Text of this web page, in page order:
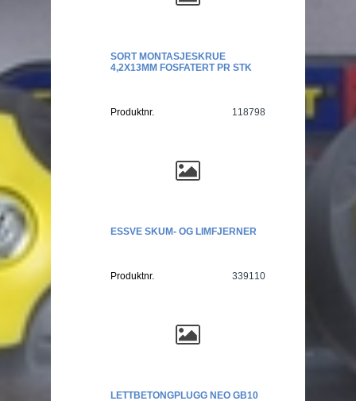
SORT MONTASJESKRUE
4,2X13MM FOSFATERT PR STK
Produktnr. 118798
ESSVE SKUM- OG LIMFJERNER
Produktnr. 339110
LETTBETONGPLUGG NEO GB10